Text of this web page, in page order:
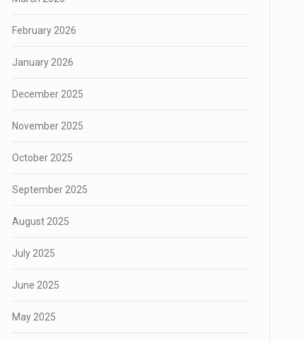
February 2026
January 2026
December 2025
November 2025
October 2025
September 2025
August 2025
July 2025
June 2025
May 2025